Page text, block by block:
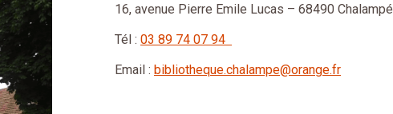
16, avenue Pierre Emile Lucas – 68490 Chalampé
Tél : 03 89 74 07 94
Email : bibliotheque.chalampe@orange.fr